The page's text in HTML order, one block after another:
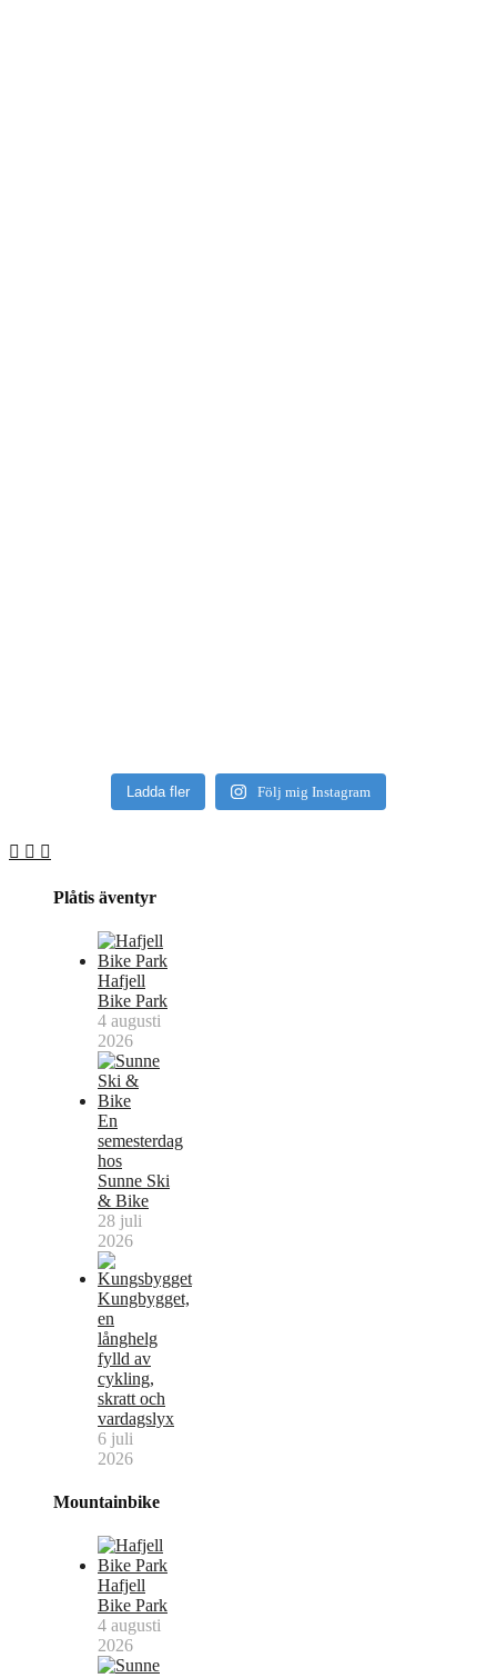
Ladda fler Följ mig Instagram
Plåtis äventyr
Hafjell
Bike Park
4 augusti
2026
En
semesterdag
hos
Sunne Ski
& Bike
28 juli
2026
Kungbygget,
en
långhelg
fylld av
cykling,
skratt och
vardagslyx
6 juli
2026
Mountainbike
Hafjell
Bike Park
4 augusti
2026